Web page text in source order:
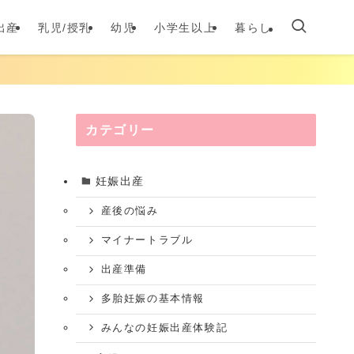
産 乳児/授乳 幼児 小学生以上 暮らし
カテゴリー
妊娠出産
産後の悩み
マイナートラブル
出産準備
多胎妊娠の基本情報
みんなの妊娠出産体験記